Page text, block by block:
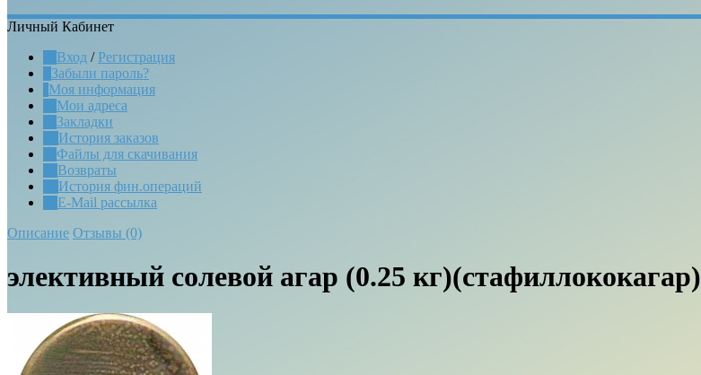
Личный Кабинет
Вход / Регистрация
Забыли пароль?
Моя информация
Мои адреса
Закладки
История заказов
Файлы для скачивания
Возвраты
История фин.операций
E-Mail рассылка
Описание Отзывы (0)
элективный солевой агар (0.25 кг)(стафиллококагар)